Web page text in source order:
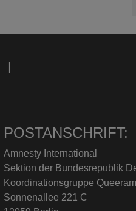
POSTANSCHRIFT:
Amnesty International
Sektion der Bundesrepublik
Koordinationsgruppe
Sonnenallee 221 C